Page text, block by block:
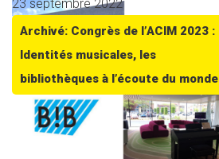
23 septembre 2022
Archivé: Congrès de l’ACIM 2023 :
Identités musicales, les
bibliothèques à l’écoute du monde